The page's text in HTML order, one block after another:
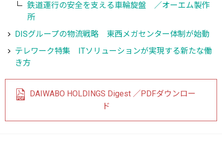
鉄道運行の安全を支える車輪旋盤 ／オーエム製作
所
DISグループの物流戦略 東西メガセンター体制が始動
テレワーク特集 ITソリューションが実現する新たな働
き方
DAIWABO HOLDINGS Digest ／PDFダウンロー
ド